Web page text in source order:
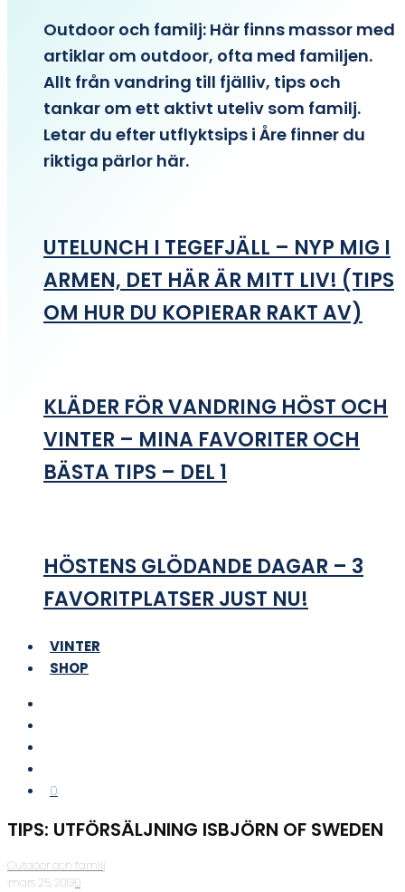
Outdoor och familj: Här finns massor med
artiklar om outdoor, ofta med familjen.
Allt från vandring till fjälliv, tips och
tankar om ett aktivt uteliv som familj.
Letar du efter utflyktsips i Åre finner du
riktiga pärlor här.
UTELUNCH I TEGEFJÄLL – NYP MIG I
ARMEN, DET HÄR ÄR MITT LIV! (TIPS
OM HUR DU KOPIERAR RAKT AV)
KLÄDER FÖR VANDRING HÖST OCH
VINTER – MINA FAVORITER OCH
BÄSTA TIPS – DEL 1
HÖSTENS GLÖDANDE DAGAR – 3
FAVORITPLATSER JUST NU!
VINTER
SHOP
0
TIPS: UTFÖRSÄLJNING ISBJÖRN OF SWEDEN
Outdoor och familj
·mars 25, 2013·0